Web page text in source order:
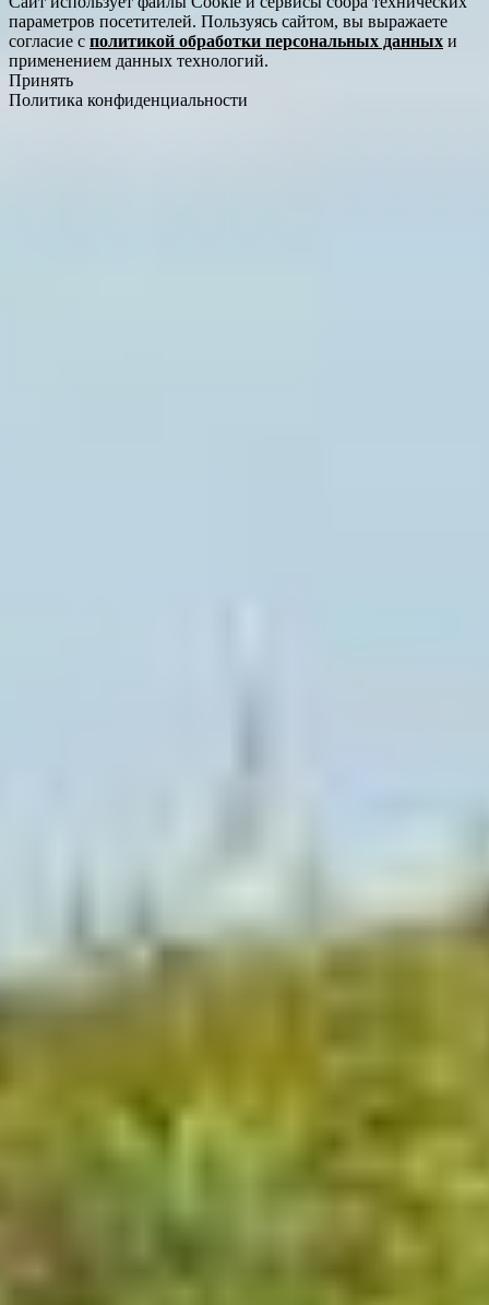
параметров посетителей. Пользуясь сайтом, вы выражаете
согласие с политикой обработки персональных данных и
применением данных технологий.
Принять
Политика конфиденциальности